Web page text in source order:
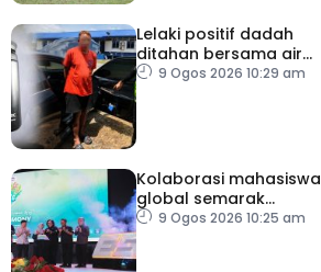
Lelaki positif dadah
ditahan bersama air
ketum
9 Ogos 2026 10:29 am
Kolaborasi mahasiswa
global semarak
kelestarian alam, cetus
9 Ogos 2026 10:25 am